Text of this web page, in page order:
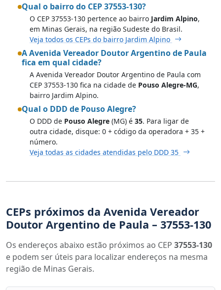
Qual o bairro do CEP 37553-130?
O CEP 37553-130 pertence ao bairro Jardim Alpino,
em Minas Gerais, na região Sudeste do Brasil.
Veja todos os CEPs do bairro Jardim Alpino
A Avenida Vereador Doutor Argentino de Paula
fica em qual cidade?
A Avenida Vereador Doutor Argentino de Paula com
CEP 37553-130 fica na cidade de Pouso Alegre-MG,
bairro Jardim Alpino.
Qual o DDD de Pouso Alegre?
O DDD de Pouso Alegre (MG) é 35. Para ligar de
outra cidade, disque: 0 + código da operadora + 35 +
número.
Veja todas as cidades atendidas pelo DDD 35
CEPs próximos da Avenida Vereador
Doutor Argentino de Paula – 37553-130
Os endereços abaixo estão próximos ao CEP 37553-130
e podem ser úteis para localizar endereços na mesma
região de Minas Gerais.